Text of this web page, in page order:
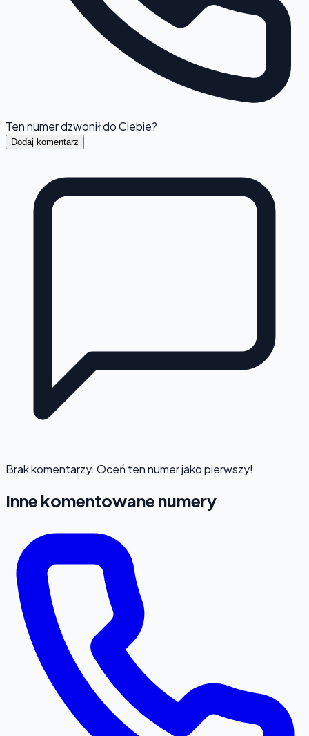
Ten numer dzwonił do Ciebie?
Dodaj komentarz
Brak komentarzy. Oceń ten numer jako pierwszy!
Inne komentowane numery